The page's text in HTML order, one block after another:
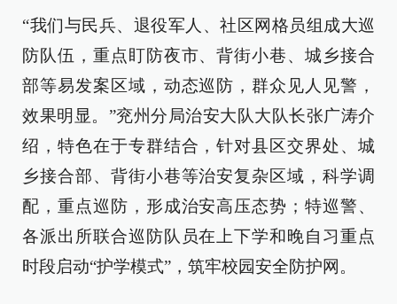
“我们与民兵、退役军人、社区网格员组成大巡
防队伍，重点盯防夜市、背街小巷、城乡接合
部等易发案区域，动态巡防，群众见人见警，
效果明显。”兖州分局治安大队大队长张广涛介
绍，特色在于专群结合，针对县区交界处、城
乡接合部、背街小巷等治安复杂区域，科学调
配，重点巡防，形成治安高压态势；特巡警、
各派出所联合巡防队员在上下学和晚自习重点
时段启动“护学模式”，筑牢校园安全防护网。